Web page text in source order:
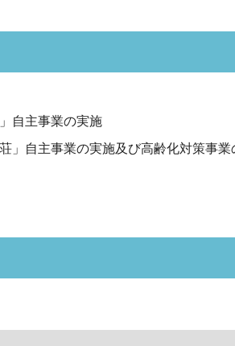
自主事業の実施
」自主事業の実施及び高齢化対策事業